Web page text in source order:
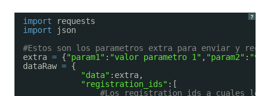
?
import
requests
import
json
#Estos son los parametros extra para enviar y
extra = {"param1" : "valor parametro 1" , "param2" :
dataRaw = {
"data" :extra,
"registration_ids" :[
#Los registration ids a cuales